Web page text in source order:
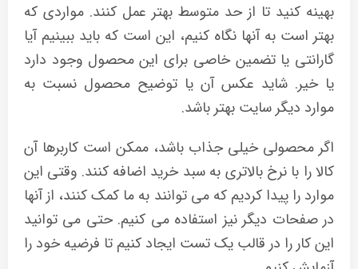
بهینه کنید تا از حد متوسط بهتر عمل کنند. مواردی که
بهتر است به آنها نگاه کنیم، این است که باید ببینیم آیا
گارانتی یا تضمین خاصی برای این محصول وجود دارد
یا خیر. شاید عکس آن یا توضیح محصول نسبت به
موارد دیگر سایت بهتر باشد.
اگر محصولی خیلی جذاب باشد، ممکن است کاربرها آن
کالا را با نرخ بالاتری به سبد خرید اضافه کنند. وقتی این
موارد را پیدا کردیم که می توانند به ما کمک کنند، از آنها
در صفحات دیگر نیز استفاده می کنیم. حتی می توانید
این کار را در قالب یک تست ایجاد کنیم تا فرضیه خود را